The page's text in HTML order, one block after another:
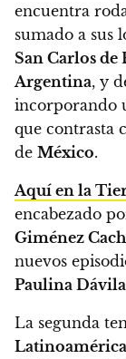
encuentra
sumado a sus
San Carlos de
Argentina, y
incorporando
que contrasta
de México.
Aquí en la
encabezado
Giménez
nuevos
Paulina Dávila
La segunda
Latinoamérica